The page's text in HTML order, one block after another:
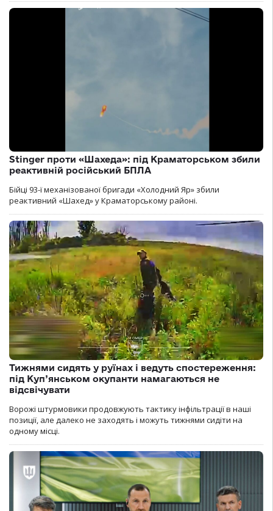
Stinger проти «Шахеда»: під Краматорськом збили
реактивній російський БПЛА
Бійці 93-ї механізованої бригади «Холодний Яр» збили
реактивний «Шахед» у Краматорському районі.
Тижнями сидять у руїнах і ведуть спостереження:
під Куп’янськом окупанти намагаються не
відсвічувати
Ворожі штурмовики продовжують тактику інфільтрації в наші
позиції, але далеко не заходять і можуть тижнями сидіти на
одному місці.